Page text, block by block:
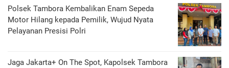
Polsek Tambora Kembalikan Enam Sepeda
Motor Hilang kepada Pemilik, Wujud Nyata
Pelayanan Presisi Polri
Jaga Jakarta+ On The Spot, Kapolsek Tambora